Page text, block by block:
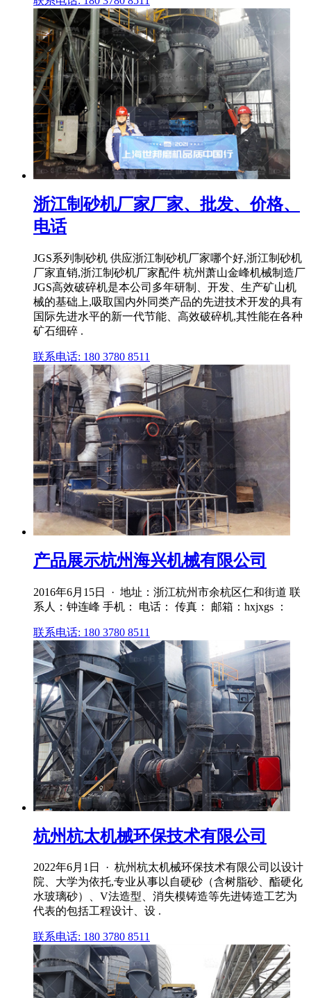
浙江制砂机厂家厂家、批发、价格、
电话
JGS系列制砂机 供应浙江制砂机厂家哪个好,浙江制砂机
厂家直销,浙江制砂机厂家配件 杭州萧山金峰机械制造厂
JGS高效破碎机是本公司多年研制、开发、生产矿山机
械的基础上,吸取国内外同类产品的先进技术开发的具有
国际先进水平的新一代节能、高效破碎机,其性能在各种
矿石细碎 .
联系电话: 180 3780 8511
产品展示杭州海兴机械有限公司
2016年6月15日 · 地址：浙江杭州市余杭区仁和街道 联
系人：钟连峰 手机： 电话： 传真： 邮箱：hxjxgs ：
联系电话: 180 3780 8511
杭州杭太机械环保技术有限公司
2022年6月1日 · 杭州杭太机械环保技术有限公司以设计
院、大学为依托,专业从事以自硬砂（含树脂砂、酯硬化
水玻璃砂）、V法造型、消失模铸造等先进铸造工艺为
代表的包括工程设计、设 .
联系电话: 180 3780 8511